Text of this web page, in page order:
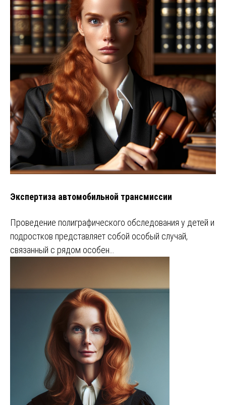
Экспертиза автомобильной трансмиссии
Проведение полиграфического обследования у детей и
подростков представляет собой особый случай,
связанный с рядом особен…